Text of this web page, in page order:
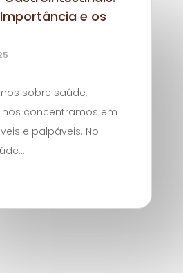
e os
sobre saúde,
nos concentramos em
e palpáveis. No